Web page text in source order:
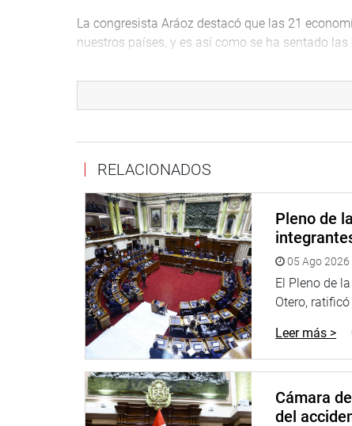
La congresista Aráoz destacó que las 21
nuestros países, y es así como se ha sentado
empresas, seguridad alimentaria y temas
A ello sumó el impulso a la integración
La presidenta del Congreso, Luz Salgado, como
del Pacífico, se interesó por conocer cómo se
bloque comercial, integrado por Colombia,
de la APEC.
Al respecto, Mercedes Aráoz comentó que se
espera contar con la participación del
Dijo también que se aspira a que los países
observadores del Foro Asia Pacífico, y que el
actual presidenta pro témpore del bloque de la
En cuanto al Perú, se informó que insiste en
actualmente. Mercedes Aráoz dijo que en ese
servicios profesionales, técnicos,
RELACIONADOS
Pleno de
05 Ago 2026
El Pleno de
Otero,
Leer más >
Cámara
del